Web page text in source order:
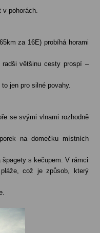
v pohorách.
za 16E) probíhá horami
většinu cesty prospí –
jen pro silné povahy.
se svými vlnami rozhodně
na domečku místních
s kečupem. V rámci
což je způsob, který